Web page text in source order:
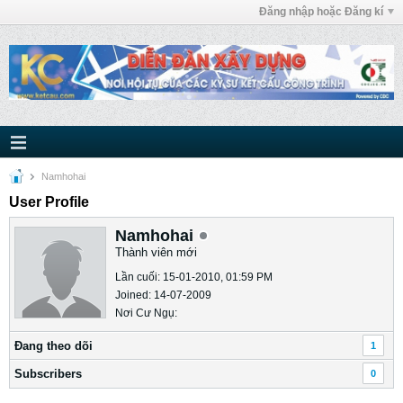
Đăng nhập hoặc Đăng kí
Namhohai
User Profile
Namhohai
Thành viên mới
Lần cuối: 15-01-2010, 01:59 PM
Joined: 14-07-2009
Nơi Cư Ngụ:
Ðang theo dõi 1
Subscribers 0